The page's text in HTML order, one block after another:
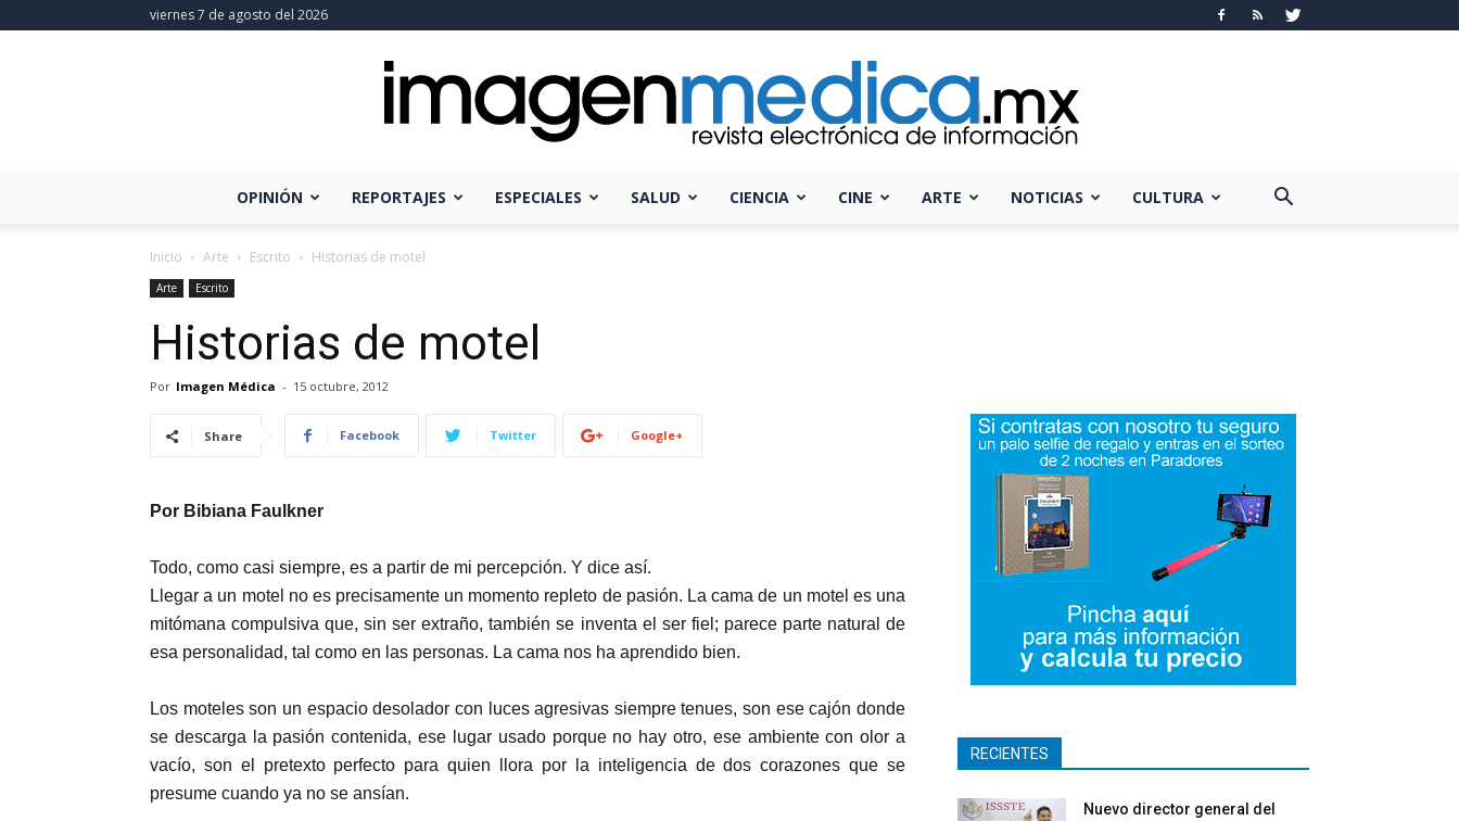
viernes 7 de agosto del 2026
OPINIÓN REPORTAJES ESPECIALES SALUD CIENCIA CINE ARTE NOTICIAS CULTURA
Inicio Arte Escrito Historias de motel
Arte Escrito
Historias de motel
Por Imagen Médica - 15 octubre, 2012
Share Facebook Twitter Google+
Por Bibiana Faulkner
Todo, como casi siempre, es a partir de mi percepción. Y dice así.
Llegar a un motel no es precisamente un momento repleto de pasión. La cama de un motel es una
mitómana compulsiva que, sin ser extraño, también se inventa el ser fiel; parece parte natural de
esa personalidad, tal como en las personas. La cama nos ha aprendido bien.
Los moteles son un espacio desolador con luces agresivas siempre tenues, son ese cajón donde
se descarga la pasión contenida, ese lugar usado porque no hay otro, ese ambiente con olor a
vacío, son el pretexto perfecto para quien llora por la inteligencia de dos corazones que se
presume cuando ya no se ansían.
RECIENTES
Nuevo director general del